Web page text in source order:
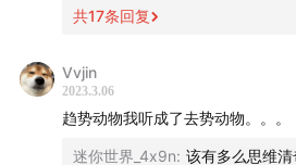
总价约束下，地段和产品的取
56:40 如何更高效地踩盘？几个实用
1:02:12越看重房子，越要接受「投
共17条回复
Vvjin
2023.3.06
趋势动物我听成了去势动物。。。
迷你世界_4x9n: 该有多么思维